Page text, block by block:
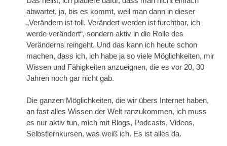
abwartet, ja, bis es kommt, weil man dann in dieser
„Verändern ist toll. Verändert werden ist furchtbar, ich
werde verändert“, sondern aktiv in die Rolle des
Veränderns reingeht. Und das kann ich heute schon
machen, dass ich, ich habe ja so viele Möglichkeiten, mir
Wissen und Fähigkeiten anzueignen, die es vor 20, 30
Jahren noch gar nicht gab.
Die ganzen Möglichkeiten, die wir übers Internet haben,
an fast alles Wissen der Welt ranzukommen, ich muss
es nur aktiv tun, mich mit Blogs, Podcasts, Videos,
Selbstlernkursen, was weiß ich. Es ist alles da.